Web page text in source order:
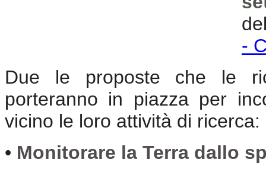
-
Due le proposte che le
porteranno in piazza per
vicino le loro attività di ricerca:
• Monitorare la Terra dallo